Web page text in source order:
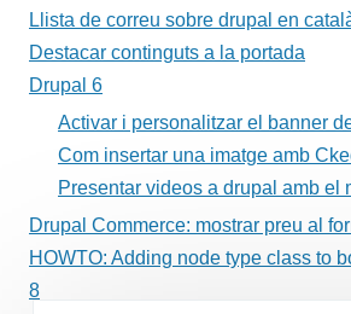
Llista de correu sobre drupal en
Destacar continguts a la portada
Drupal 6
Activar i personalitzar el banner
Com insertar una imatge amb
Presentar videos a drupal amb el
Drupal Commerce: mostrar preu al
HOWTO: Adding node type class to
8